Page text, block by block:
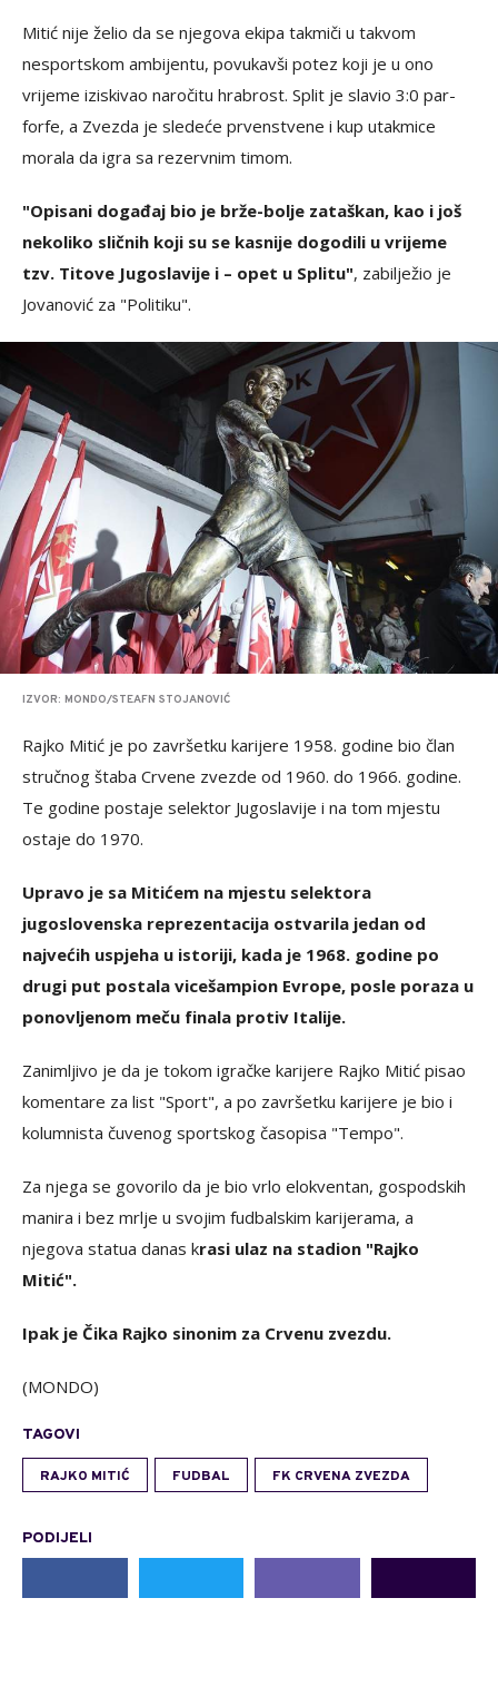
Mitić nije želio da se njegova ekipa takmiči u takvom
nesportskom ambijentu, povukavši potez koji je u ono
vrijeme iziskivao naročitu hrabrost. Split je slavio 3:0 par-
forfe, a Zvezda je sledeće prvenstvene i kup utakmice
morala da igra sa rezervnim timom.
"Opisani događaj bio je brže-bolje zataškan, kao i još
nekoliko sličnih koji su se kasnije dogodili u vrijeme
tzv. Titove Jugoslavije i – opet u Splitu", zabilježio je
Jovanović za "Politiku".
IZVOR: MONDO/STEAFN STOJANOVIĆ
Rajko Mitić je po završetku karijere 1958. godine bio član
stručnog štaba Crvene zvezde od 1960. do 1966. godine.
Te godine postaje selektor Jugoslavije i na tom mjestu
ostaje do 1970.
Upravo je sa Mitićem na mjestu selektora
jugoslovenska reprezentacija ostvarila jedan od
najvećih uspjeha u istoriji, kada je 1968. godine po
drugi put postala vicešampion Evrope, posle poraza u
ponovljenom meču finala protiv Italije.
Zanimljivo je da je tokom igračke karijere Rajko Mitić pisao
komentare za list "Sport", a po završetku karijere je bio i
kolumnista čuvenog sportskog časopisa "Tempo".
Za njega se govorilo da je bio vrlo elokventan, gospodskih
manira i bez mrlje u svojim fudbalskim karijerama, a
njegova statua danas krasi ulaz na stadion "Rajko
Mitić".
Ipak je Čika Rajko sinonim za Crvenu zvezdu.
(MONDO)
TAGOVI
RAJKO MITIĆ FUDBAL FK CRVENA ZVEZDA
PODIJELI